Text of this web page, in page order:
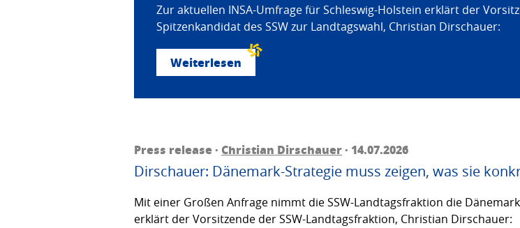
Zur aktuellen INSA-Umfrage für Schleswig-Holstein erklärt der
Spitzenkandidat des SSW zur Landtagswahl, Christian Dirschauer:
Weiterlesen
Press release · Christian Dirschauer· 14.07.2026
Dirschauer: Dänemark-Strategie muss zeigen, was sie
Mit einer Großen Anfrage nimmt die SSW-Landtagsfraktion die
erklärt der Vorsitzende der SSW-Landtagsfraktion, Christian Dirschauer: